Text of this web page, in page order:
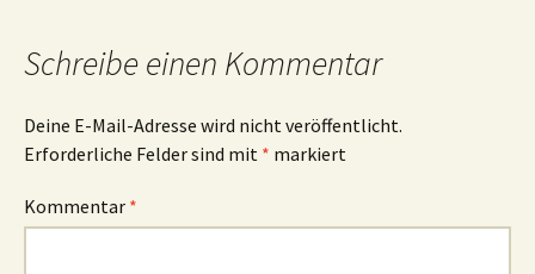
Schreibe einen Kommentar
Deine E-Mail-Adresse wird nicht veröffentlicht.
Erforderliche Felder sind mit * markiert
Kommentar *